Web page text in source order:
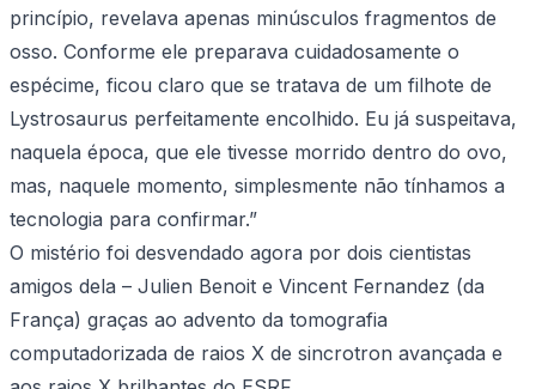
princípio, revelava apenas minúsculos fragmentos de
osso. Conforme ele preparava cuidadosamente o
espécime, ficou claro que se tratava de um filhote de
Lystrosaurus perfeitamente encolhido. Eu já suspeitava,
naquela época, que ele tivesse morrido dentro do ovo,
mas, naquele momento, simplesmente não tínhamos a
tecnologia para confirmar.”
O mistério foi desvendado agora por dois cientistas
amigos dela – Julien Benoit e Vincent Fernandez (da
França) graças ao advento da tomografia
computadorizada de raios X de sincrotron avançada e